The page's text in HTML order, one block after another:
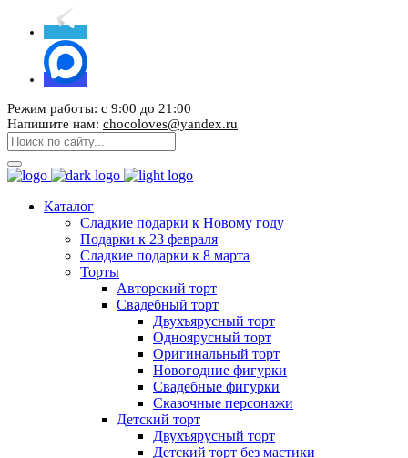
Режим работы: с 9:00 до 21:00
Напишите нам: chocoloves@yandex.ru
Каталог
Сладкие подарки к Новому году
Подарки к 23 февраля
Сладкие подарки к 8 марта
Торты
Авторский торт
Свадебный торт
Двухъярусный торт
Одноярусный торт
Оригинальный торт
Новогодние фигурки
Свадебные фигурки
Сказочные персонажи
Детский торт
Двухъярусный торт
Детский торт без мастики